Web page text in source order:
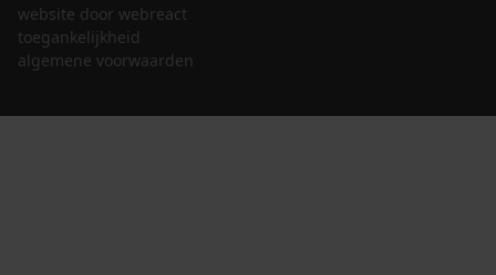
website door webreact
toegankelijkheid
algemene voorwaarden